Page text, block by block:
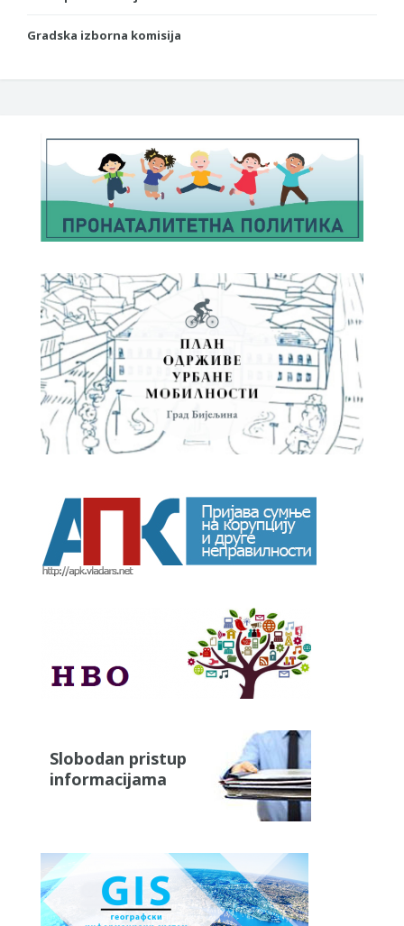
Gradska izborna komisija
Slobodan pristup
informacijama